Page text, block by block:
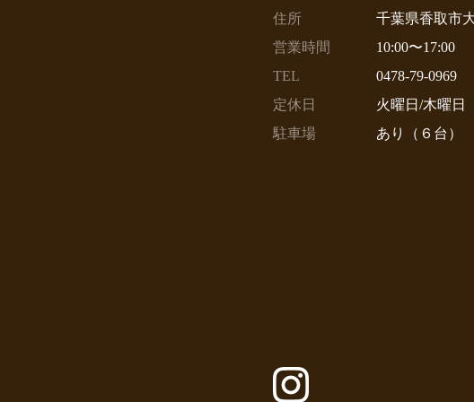
住所
千葉県香取市
営業時間
10:00〜17:00
TEL
0478-79-0969
定休日
火曜日/木曜日
駐車場
あり（６台）